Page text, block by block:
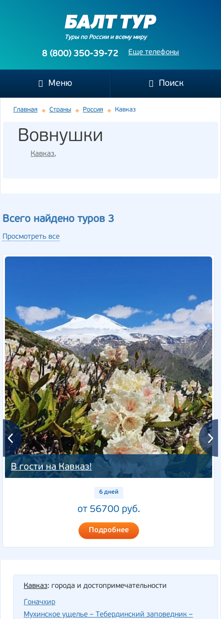
Туры по России и всему миру
Еще телефоны
8 (800) 350-39-72
Меню Поиск
Главная Страны Россия Кавказ
Вовнушки
Кавказ,
Всего найдено туров 3
Просмотреть все
В гости на Кавказ!
6 дней
от 56700 руб.
Подробнее
Кавказ: города и достопримечательности
Гоначхир
Мухинское ущелье – Тебердинский заповедник –